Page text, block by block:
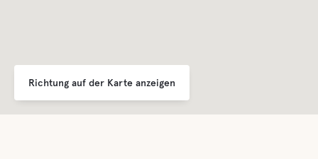
Swimming for dogs
Richtung auf der Karte anzeigen